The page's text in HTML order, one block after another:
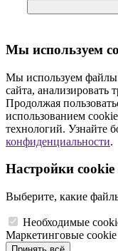
Мы используем
Мы используем файлы
сайта, анализировать
Продолжая
использованием
технологий. Узнайте
конфиденциальности.
Настройки cookie
Выберите, какие
Необходимые
Маркетинговые cookie